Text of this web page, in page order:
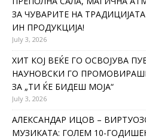
ЗА ЧУВАРИТЕ НА
ИН ПРОДУКЦИЈА!
July 3, 2026
ХИТ КОЈ ВЕЌЕ ГО ОСВОЈУВА
НАУНОВСКИ ГО
ЗА „ТИ ЌЕ БИДЕШ МОЈА“
July 3, 2026
АЛЕКСАНДАР ИЦОВ –
МУЗИКАТА: ГОЛЕМ 10-